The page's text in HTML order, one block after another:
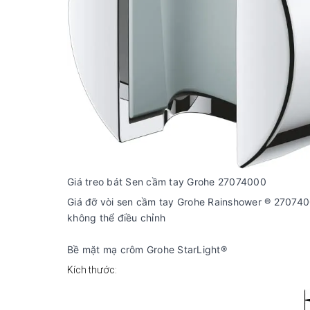
Giá treo bát Sen cầm tay Grohe 27074000
Giá đỡ vòi sen cầm tay Grohe Rainshower ®
không thể điều chỉnh
Bề mặt mạ crôm Grohe StarLight®
Kích thước: